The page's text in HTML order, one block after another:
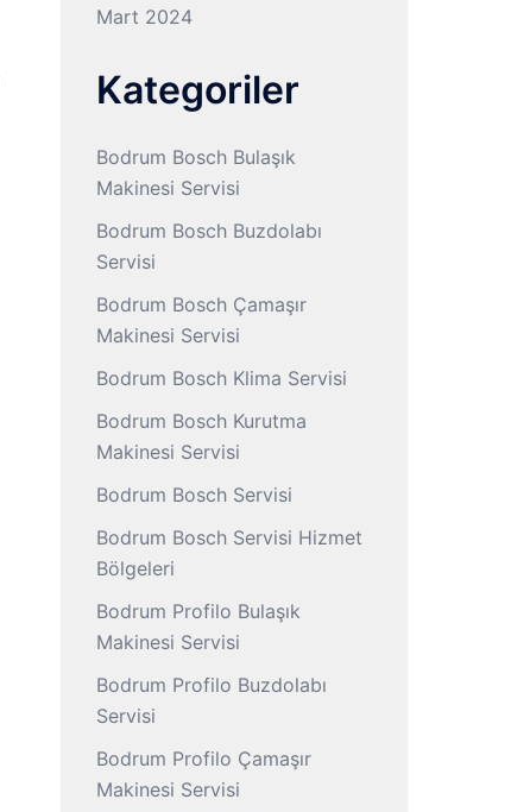
Mart 2024
Kategoriler
Bodrum Bosch Bulaşık
Makinesi Servisi
Bodrum Bosch Buzdolabı
Servisi
Bodrum Bosch Çamaşır
Makinesi Servisi
Bodrum Bosch Klima Servisi
Bodrum Bosch Kurutma
Makinesi Servisi
Bodrum Bosch Servisi
Bodrum Bosch Servisi Hizmet
Bölgeleri
Bodrum Profilo Bulaşık
Makinesi Servisi
Bodrum Profilo Buzdolabı
Servisi
Bodrum Profilo Çamaşır
Makinesi Servisi